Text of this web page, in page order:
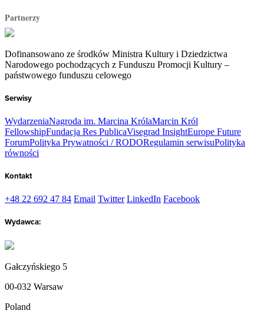
Partnerzy
Dofinansowano ze środków Ministra Kultury i Dziedzictwa
Narodowego pochodzących z Funduszu Promocji Kultury –
państwowego funduszu celowego
Serwisy
WydarzeniaNagroda im. Marcina KrólaMarcin Król
FellowshipFundacja Res PublicaVisegrad InsightEurope Future
ForumPolityka Prywatności / RODORegulamin serwisuPolityka
równości
Kontakt
+48 22 692 47 84 Email Twitter LinkedIn Facebook
Wydawca:
Gałczyńskiego 5
00-032 Warsaw
Poland